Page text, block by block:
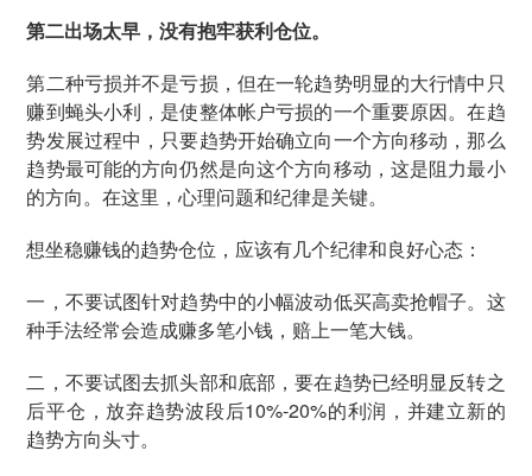
第二出场太早，没有抱牢获利仓位。
第二种亏损并不是亏损，但在一轮趋势明显的大行情中只
赚到蝇头小利，是使整体帐户亏损的一个重要原因。在趋
势发展过程中，只要趋势开始确立向一个方向移动，那么
趋势最可能的方向仍然是向这个方向移动，这是阻力最小
的方向。在这里，心理问题和纪律是关键。
想坐稳赚钱的趋势仓位，应该有几个纪律和良好心态：
一，不要试图针对趋势中的小幅波动低买高卖抢帽子。这
种手法经常会造成赚多笔小钱，赔上一笔大钱。
二，不要试图去抓头部和底部，要在趋势已经明显反转之
后平仓，放弃趋势波段后10%-20%的利润，并建立新的
趋势方向头寸。